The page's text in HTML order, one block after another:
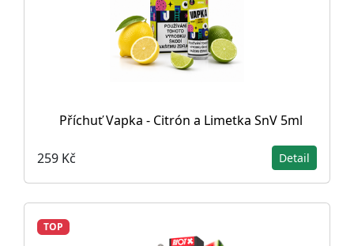
Příchuť Vapka - Citrón a Limetka SnV 5ml
259 Kč Detail
TOP